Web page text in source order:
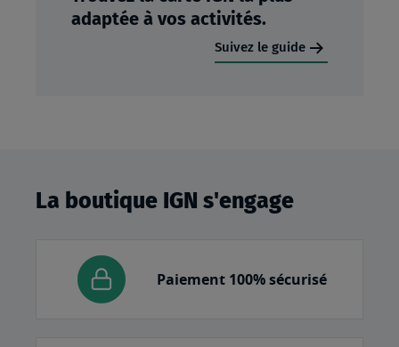
adaptée à vos activités.
Suivez le guide
La boutique IGN s'engage
Paiement 100% sécurisé